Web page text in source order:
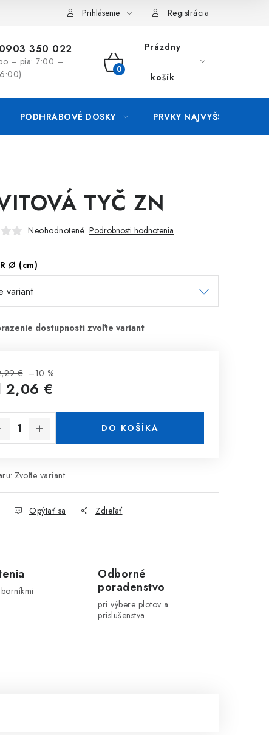
Reklamačný formulár Kontakt
Prihlásenie Registrácia
0903 350 022
– pia: 7:00 –
NÁKUPNÝ
Prázdny
košík
PODHRABOVÉ DOSKY PRVKY NAJVYŠŠEJ
TYČ ZN
Neohodnotené Podrobnosti hodnotenia
Ø (cm)
€ –10 %
2,06 €
DO KOŠÍKA
Zvoľte variant
Opýtať sa Zdieľať
Odborné
poradenstvo
pri výbere plotov a
príslušenstva